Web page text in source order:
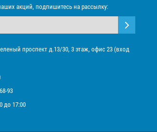
акций, подпишитесь на рассылку:
проспект д.13/30, 3 этаж, офис 23 (вход
93
до 17:00